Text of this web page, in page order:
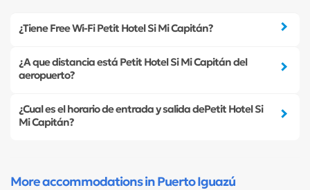
¿Tiene Free Wi-Fi Petit Hotel Si Mi Capitán?
¿A que distancia está Petit Hotel Si Mi Capitán del
aeropuerto?
¿Cual es el horario de entrada y salida dePetit Hotel Si
Mi Capitán?
More accommodations in Puerto Iguazú